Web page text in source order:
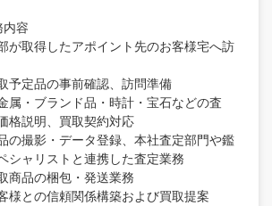
容
が取得したアポイント先のお客様宅へ訪
予定品の事前確認、訪問準備
属・ブランド品・時計・宝石などの査
格説明、買取契約対応
の撮影・データ登録、本社査定部門や鑑
シャリストと連携した査定業務
商品の梱包・発送業務
様との信頼関係構築および買取提案